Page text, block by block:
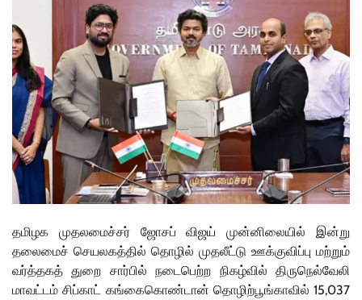
தமிழக முதலமைச்சர் ஜோசப் விஜய் முன்னிலையில் இன்று
தலைமைச் செயலகத்தில் தொழில் முதலீட்டு ஊக்குவிப்பு மற்றும்
வர்த்தகத் துறை சார்பில் நடைபெற்ற நிகழ்வில் திருநெல்வேலி
மாவட்டம் சிப்காட் கங்கைகொண்டான் தொழிற்பூங்காவில் 15,037